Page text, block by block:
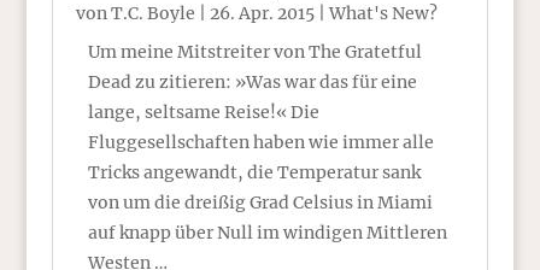
vonT.C. Boyle 26. Apr. 2015|What's New?
Um meine Mitstreiter von The Gratetful
Dead zu zitieren: »Was war das für eine
lange, seltsame Reise!« Die
Fluggesellschaften haben wie immer alle
Tricks angewandt, die Temperatur sank
von um die dreißig Grad Celsius in Miami
auf knapp über Null im windigen Mittleren
Westen …